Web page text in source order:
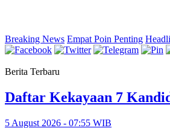
Breaking News Empat Poin Penting
Berita Terbaru
Daftar Kekayaan 7
5 August 2026 - 07:55 WIB